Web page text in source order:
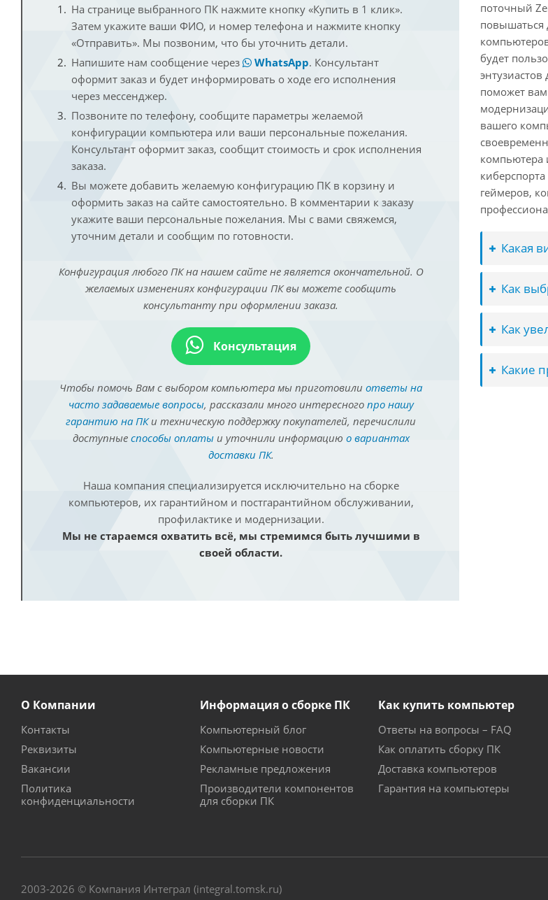
На странице выбранного ПК нажмите кнопку «Купить в 1 клик».
Затем укажите ваши ФИО, и номер телефона и нажмите кнопку
«Отправить». Мы позвоним, что бы уточнить детали.
Напишите нам сообщение через
WhatsApp. Консультант
оформит заказ и будет информировать о ходе его исполнения
через мессенджер.
Позвоните по телефону, сообщите параметры желаемой
конфигурации компьютера или ваши персональные пожелания.
Консультант оформит заказ, сообщит стоимость и срок исполнения
заказа.
Вы можете добавить желаемую конфигурацию ПК в корзину и
оформить заказ на сайте самостоятельно. В комментарии к заказу
укажите ваши персональные пожелания. Мы с вами свяжемся,
уточним детали и сообщим по готовности.
Конфигурация любого ПК на нашем сайте не является окончательной. О
желаемых изменениях конфигурации ПК вы можете сообщить
консультанту при оформлении заказа.
Консультация
Чтобы помочь Вам с выбором компьютера мы приготовили ответы на
часто задаваемые вопросы, рассказали много интересного про нашу
гарантию на ПКи техническую поддержку покупателей, перечислили
доступные способы оплатыи уточнили информацию о вариантах
доставки ПК.
Наша компания специализируется исключительно на сборке
компьютеров, их гарантийном и постгарантийном обслуживании,
профилактике и модернизации.
Мы не стараемся охватить всё, мы стремимся быть лучшими в
своей области.
поточный
повышаться
будет
поможет
вашего
компьютера
геймеров,
Какая
Как
Как
Какие
О Компании
Контакты
Реквизиты
Вакансии
Политика
конфиденциальности
Информация о сборке ПК
Компьютерный блог
Компьютерные новости
Рекламные предложения
Производители компонентов
для сборки ПК
Как купить компьютер
Ответы на вопросы – FAQ
Как оплатить сборку ПК
Доставка компьютеров
Гарантия на компьютеры
2003-2026 © Компания Интеграл (integral.tomsk.ru)